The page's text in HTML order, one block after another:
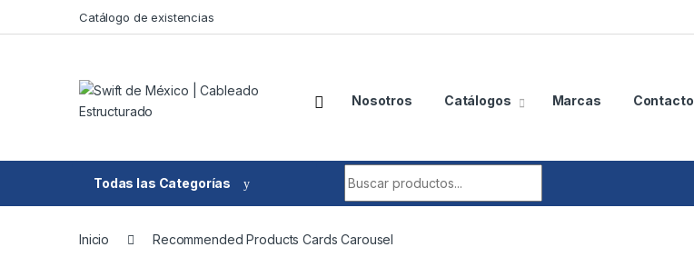
Skip to navigationCatálogo de existencias
Nosotros Catálogos Marcas Contacto
Todas las Categorías
Inicio Recommended Products Cards Carousel